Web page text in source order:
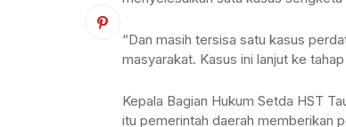
“Dan masih tersisa satu kasus
masyarakat. Kasus ini lanjut ke
Kepala Bagian Hukum Setda HST
itu pemerintah daerah memberikan